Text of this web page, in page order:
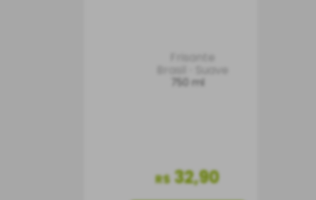
Frisante
Brasil Suave
750 ml
R$ 32,90